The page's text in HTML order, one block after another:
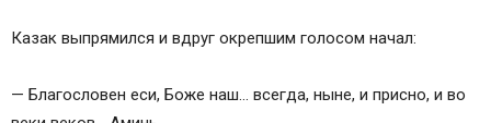
Казак выпрямился и вдруг окрепшим голосом начал:
— Благословен еси, Боже наш… всегда, ныне, и присно, и во